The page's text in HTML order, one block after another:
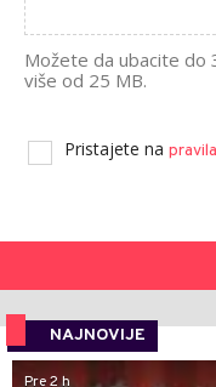
Možete da ubacite do
više od 25 MB.
Pristajete na
NAJNOVIJE
Pre 2 h